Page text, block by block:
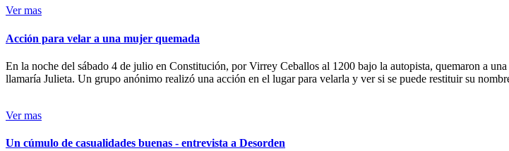
Ver mas
Acción para velar a una mujer quemada
En la noche del sábado 4 de julio en Constitución, por Virrey Ceballos al 1200 bajo la autopista, quemaron a
llamaría Julieta. Un grupo anónimo realizó una acción en el lugar para velarla y ver si se puede restituir su
Ver mas
Un cúmulo de casualidades buenas - entrevista a Desorden